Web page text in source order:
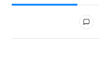
All Comments